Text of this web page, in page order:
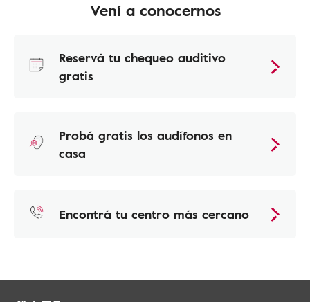
Vení a conocernos
Reservá tu chequeo auditivo
gratis
Probá gratis los audífonos en
casa
Encontrá tu centro más cercano